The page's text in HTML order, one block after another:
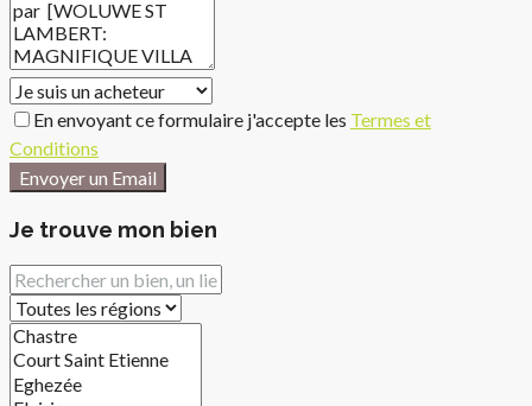
En envoyant ce formulaire j'accepte les Termes et
Conditions
Envoyer un Email
Je trouve mon bien